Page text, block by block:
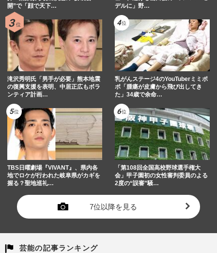
開”で「顔で天下…
デルに」野…
滝沢秀明氏「男手が必要」熊本地震
の復興支援を表明、中居正広もボラ
ンティア計画…
乳がんステージ4のYouTuberミミポ
ポ「腫瘍が皮膚から飛び出してき
た」34歳で余命…
TBS日曜劇場『VIVANT』、県内各
地でロケが行われた岐阜県がカギを
握る？聖地巡礼…
「第108回全国高校野球選手権大
会」甲子園初の女性審判委員のよる
2度の“誤審”騒…
7位以降を見る
芸能の記事ランキング